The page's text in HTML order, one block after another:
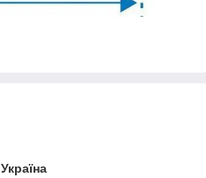
Україна